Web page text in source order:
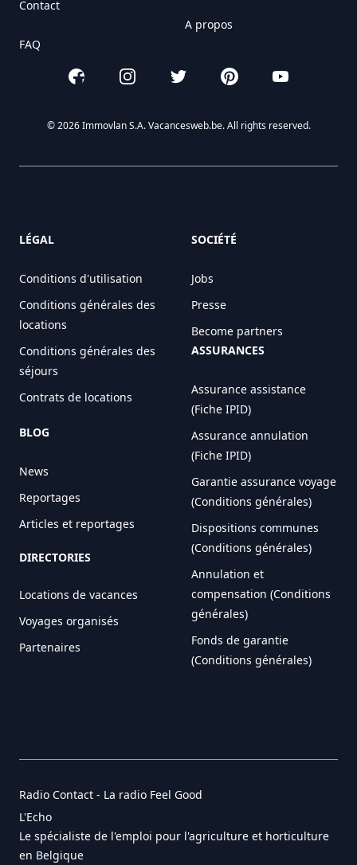
Contact
FAQ
A propos
FacebookInstagramTwitter PinterestYouTube
© 2026 Immovlan S.A. Vacancesweb.be. All rights reserved.
LÉGAL
Conditions d'utilisation
Conditions générales des
locations
Conditions générales des
séjours
Contrats de locations
BLOG
News
Reportages
Articles et reportages
DIRECTORIES
Locations de vacances
Voyages organisés
Partenaires
SOCIÉTÉ
Jobs
Presse
Become partners
ASSURANCES
Assurance assistance
(Fiche IPID)
Assurance annulation
(Fiche IPID)
Garantie assurance voyage
(Conditions générales)
Dispositions communes
(Conditions générales)
Annulation et
compensation (Conditions
générales)
Fonds de garantie
(Conditions générales)
Radio Contact - La radio Feel Good
L'Echo
Le spécialiste de l'emploi pour l'agriculture et horticulture
en Belgique